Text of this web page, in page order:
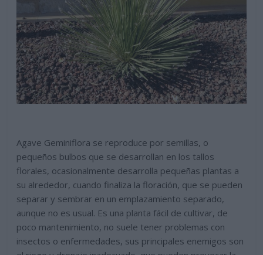
Agave Geminiflora se reproduce por semillas, o
pequeños bulbos que se desarrollan en los tallos
florales, ocasionalmente desarrolla pequeñas plantas a
su alrededor, cuando finaliza la floración, que se pueden
separar y sembrar en un emplazamiento separado,
aunque no es usual. Es una planta fácil de cultivar, de
poco mantenimiento, no suele tener problemas con
insectos o enfermedades, sus principales enemigos son